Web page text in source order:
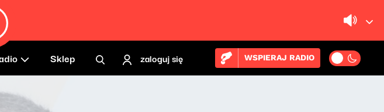
Sklep zaloguj się WSPIERAJ RADIO